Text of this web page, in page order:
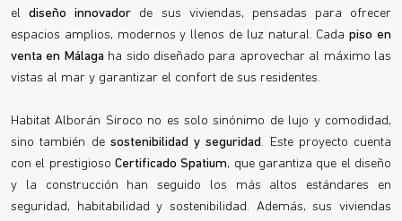
eldiseño innovador de sus viviendas, pensadas para ofrecer
espacios amplios, modernos y llenos de luz natural. Cadapiso en
venta en Málaga ha sido diseñado para aprovechar al máximo las
vistas al mar y garantizar el confort de sus residentes.
Habitat Alborán Siroco no es solo sinónimo de lujo y comodidad,
sino también de sostenibilidad y seguridad . Este proyecto cuenta
con el prestigioso Certificado Spatium, que garantiza que el diseño
y la construcción han seguido los más altos estándares en
seguridad, habitabilidad y sostenibilidad. Además, sus viviendas